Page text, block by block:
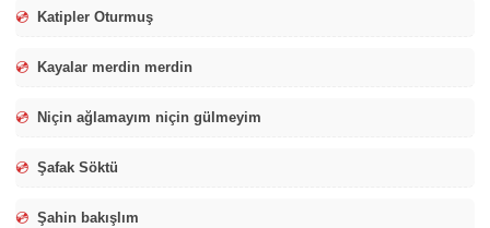
💿 Katipler Oturmuş
💿 Kayalar merdin merdin
💿 Niçin ağlamayım niçin gülmeyim
💿 Şafak Söktü
💿 Şahin bakışlım